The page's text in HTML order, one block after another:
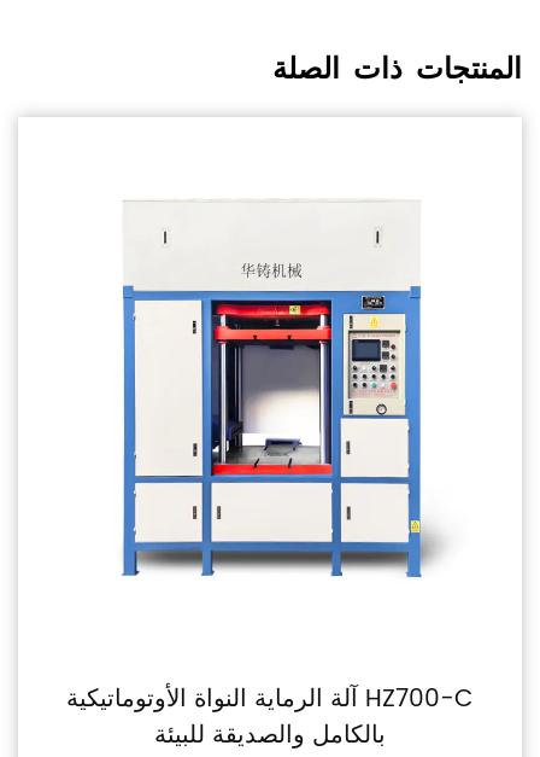
المنتجات ذات الصلة
HZ700-C آلة الرماية النواة الأوتوماتيكية
بالكامل والصديقة للبيئة